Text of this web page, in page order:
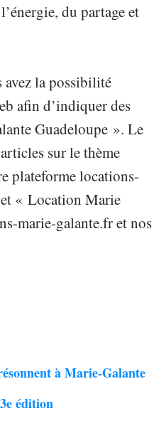
du partage et
la possibilité
afin d’indiquer des
Guadeloupe ». Le
sur le thème
plateforme locations-
« Location Marie
marie-galante.fr et nos
à Marie-Galante
édition